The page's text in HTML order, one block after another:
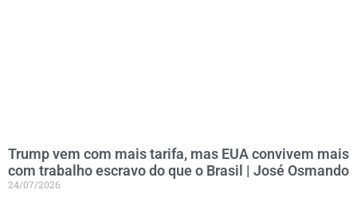
Trump vem com mais tarifa, mas EUA convivem mais
com trabalho escravo do que o Brasil | José Osmando
24/07/2026